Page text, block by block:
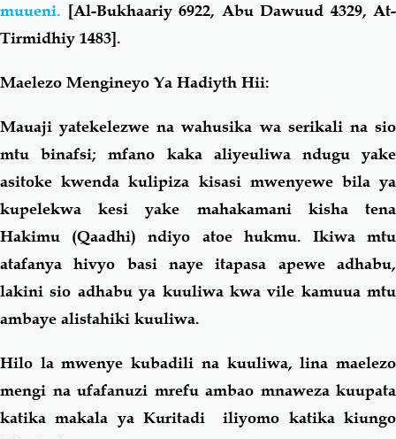
muueni. [Al-Bukhaariy 6922, Abu Dawuud 4329, At-
Tirmidhiy 1483].
Maelezo Mengineyo Ya Hadiyth Hii:
Mauaji yatekelezwe na wahusika wa serikali na sio
mtu binafsi; mfano kaka aliyeuliwa ndugu yake
asitoke kwenda kulipiza kisasi mwenyewe bila ya
kupelekwa kesi yake mahakamani kisha tena
Hakimu (Qaadhi) ndiyo atoe hukmu. Ikiwa mtu
atafanya hivyo basi naye itapasa apewe adhabu,
lakini sio adhabu ya kuuliwa kwa vile kamuua mtu
ambaye alistahiki kuuliwa.
Hilo la mwenye kubadili na kuuliwa, lina maelezo
mengi na ufafanuzi mrefu ambao mnaweza kuupata
katika makala ya Kuritadi iliyomo katika kiungo